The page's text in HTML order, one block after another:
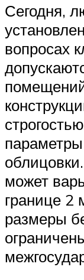
Сегодня,
вопросах
может
границе 2
размеры